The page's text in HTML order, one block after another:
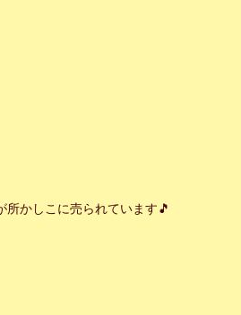
かしこに売られています🎵